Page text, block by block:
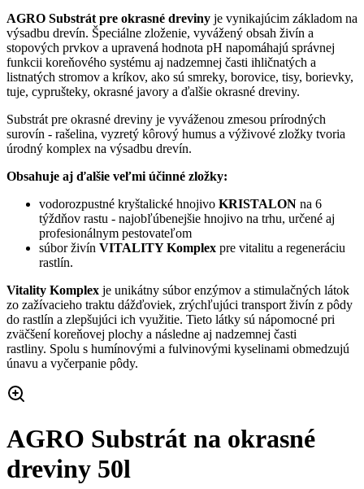
AGRO Substrát pre okrasné dreviny je vynikajúcim základom na
výsadbu drevín. Špeciálne zloženie, vyvážený obsah živín a
stopových prvkov a upravená hodnota pH napomáhajú správnej
funkcii koreňového systému aj nadzemnej časti ihličnatých a
listnatých stromov a kríkov, ako sú smreky, borovice, tisy, borievky,
tuje, cyprušteky, okrasné javory a ďalšie okrasné dreviny.
Substrát pre okrasné dreviny je vyváženou zmesou prírodných
surovín - rašelina, vyzretý kôrový humus a výživové zložky tvoria
úrodný komplex na výsadbu drevín.
Obsahuje aj ďalšie veľmi účinné zložky:
vodorozpustné kryštalické hnojivo KRISTALON na 6
týždňov rastu - najobľúbenejšie hnojivo na trhu, určené aj
profesionálnym pestovateľom
súbor živín VITALITY Komplex pre vitalitu a regeneráciu
rastlín.
Vitality Komplex je unikátny súbor enzýmov a stimulačných látok
zo zažívacieho traktu dážďoviek, zrýchľujúci transport živín z pôdy
do rastlín a zlepšujúci ich využitie. Tieto látky sú nápomocné pri
zväčšení koreňovej plochy a následne aj nadzemnej časti
rastliny. Spolu s humínovými a fulvinovými kyselinami obmedzujú
únavu a vyčerpanie pôdy.
AGRO Substrát na okrasné
dreviny 50l